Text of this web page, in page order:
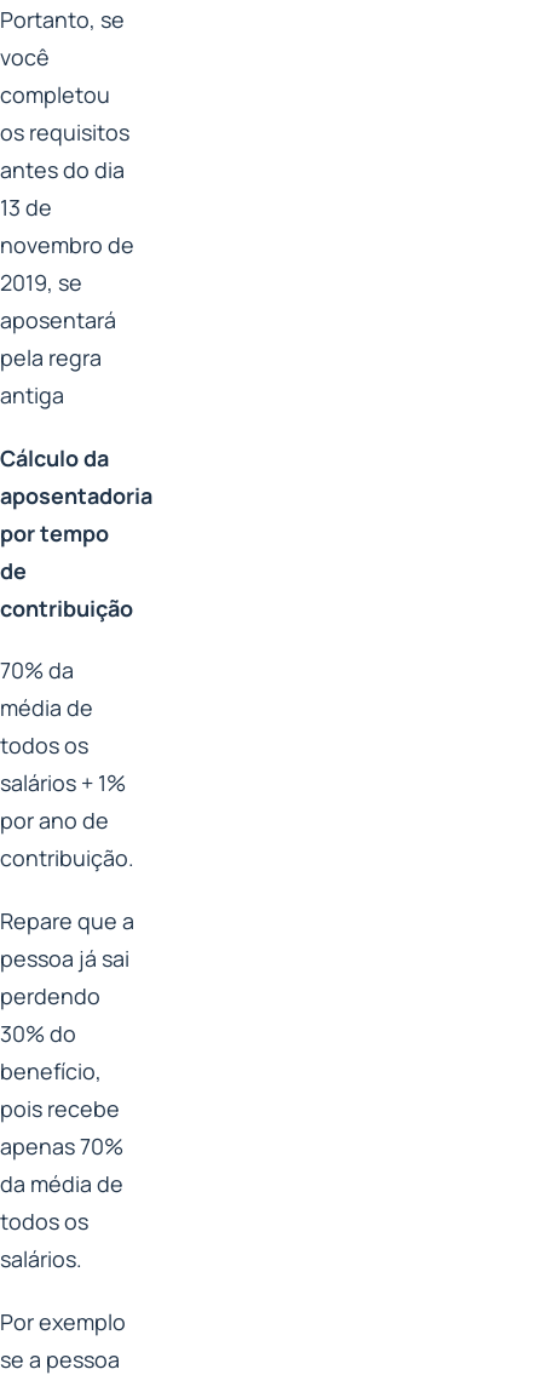
Portanto, se
você
completou
os requisitos
antes do dia
13 de
novembro de
2019, se
aposentará
pela regra
antiga
Cálculo da
aposentadoria
por tempo
de
contribuição
70% da
média de
todos os
salários + 1%
por ano de
contribuição.
Repare que a
pessoa já sai
perdendo
30% do
benefício,
pois recebe
apenas 70%
da média de
todos os
salários.
Por exemplo
se a pessoa